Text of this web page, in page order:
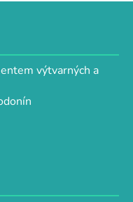
výtvarných a